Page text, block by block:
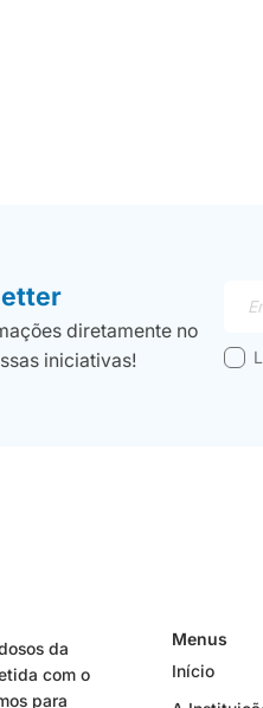
diretamente no
iniciativas!
da
com o
para
Menus
Início